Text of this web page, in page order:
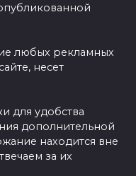
любых рекламных
несет
для удобства
дополнительной
находится вне
за их